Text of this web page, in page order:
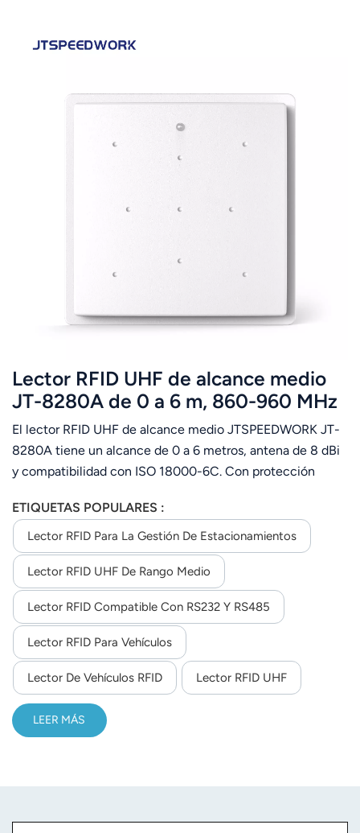
Lector RFID UHF de alcance medio
JT-8280A de 0 a 6 m, 860-960 MHz
El lector RFID UHF de alcance medio JTSPEEDWORK JT-
8280A tiene un alcance de 0 a 6 metros, antena de 8 dBi
y compatibilidad con ISO 18000-6C. Con protección
ideal para sistemas de control electrónico de vehículos
(ETC), estacionamiento, gestión de activos y aduanas.
ETIQUETAS POPULARES :
Lector RFID Para La Gestión De Estacionamientos
Lector RFID UHF De Rango Medio
Lector RFID Compatible Con RS232 Y RS485
Lector RFID Para Vehículos
Lector De Vehículos RFID Lector RFID UHF
LEER MÁS